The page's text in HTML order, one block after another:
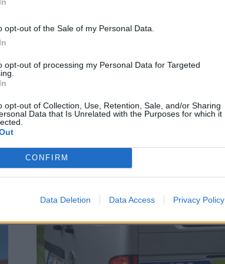
opt-out of the Sale of my Personal Data.
opt-out of processing my Personal Data for Targeted
opt-out of Collection, Use, Retention, Sale, and/or Sharing
Data that Is Unrelated with the Purposes for which it
CONFIRM
Data Deletion Data Access Privacy Policy
Kraj hledá nájemce nebytových
STŘEDNÍ ČECHY - Rada Středočeského kraje pověřila
Prahy. Na pronájem...